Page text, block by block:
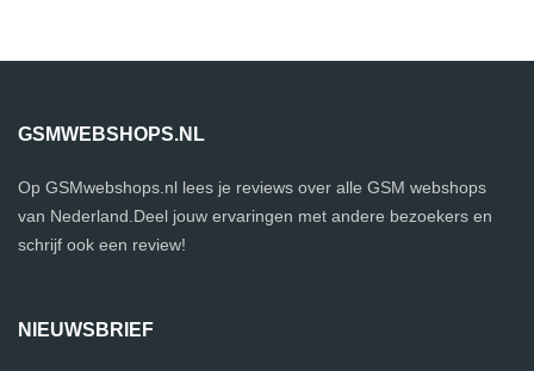
GSMWEBSHOPS.NL
Op GSMwebshops.nl lees je reviews over alle GSM webshops
van Nederland.Deel jouw ervaringen met andere bezoekers en
schrijf ook een review!
NIEUWSBRIEF